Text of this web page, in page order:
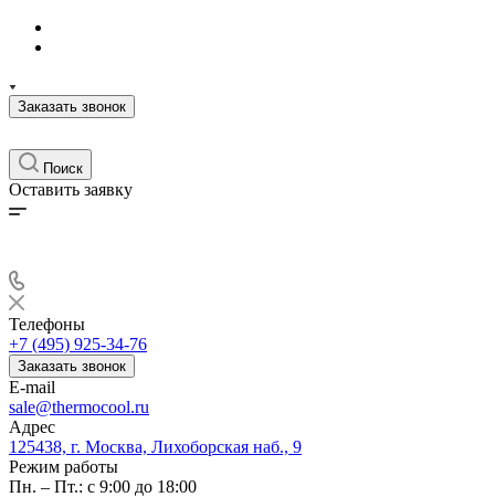
Заказать звонок
Поиск
Оставить заявку
Телефоны
+7 (495) 925-34-76
Заказать звонок
E-mail
sale@thermocool.ru
Адрес
125438, г. Москва, Лихоборская наб., 9
Режим работы
Пн. – Пт.: с 9:00 до 18:00